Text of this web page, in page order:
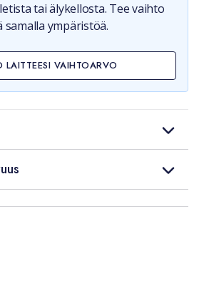
tai älykellosta. Tee vaihto
samalla ympäristöä.
LAITTEESI VAIHTOARVO